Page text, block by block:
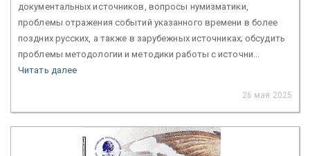
документальных источников, вопросы нумизматики,
проблемы отражения событий указанного времени в более
поздних русских, а также в зарубежных источниках; обсудить
проблемы методологии и методики работы с источни...
Читать далее
26 мая 2025